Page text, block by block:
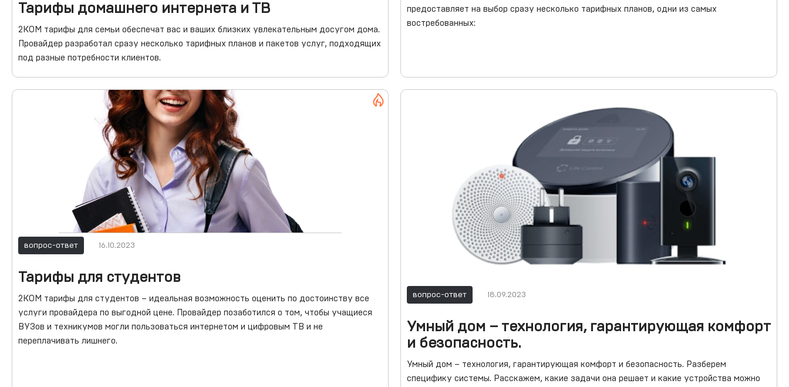
Тарифы домашнего интернета и ТВ
2КОМ тарифы для семьи обеспечат вас и ваших близких увлекательным досугом дома.
Провайдер разработал сразу несколько тарифных планов и пакетов услуг, подходящих
под разные потребности клиентов.
предоставляет на выбор сразу несколько тарифных планов, одни из самых
востребованных:
вопрос-ответ 16.10.2023
Тарифы для студентов
2КОМ тарифы для студентов – идеальная возможность оценить по достоинству все
услуги провайдера по выгодной цене. Провайдер позаботился о том, чтобы учащиеся
ВУЗов и техникумов могли пользоваться интернетом и цифровым ТВ и не
переплачивать лишнего.
вопрос-ответ 18.09.2023
Умный дом – технология, гарантирующая комфорт
и безопасность.
Умный дом – технология, гарантирующая комфорт и безопасность. Разберем
специфику системы. Расскажем, какие задачи она решает и какие устройства можно